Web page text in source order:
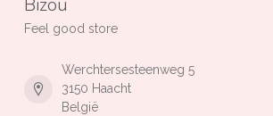
Bizou
Feel good store
Werchtersesteenweg 5
3150 Haacht
België